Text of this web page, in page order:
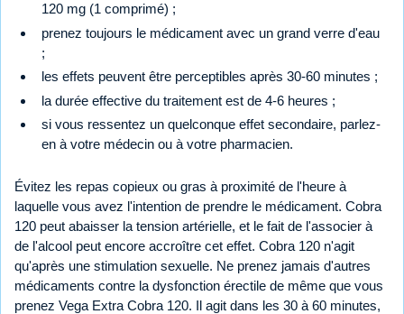
120 mg (1 comprimé) ;
prenez toujours le médicament avec un grand verre d'eau
;
les effets peuvent être perceptibles après 30-60 minutes ;
la durée effective du traitement est de 4-6 heures ;
si vous ressentez un quelconque effet secondaire, parlez-
en à votre médecin ou à votre pharmacien.
Évitez les repas copieux ou gras à proximité de l'heure à
laquelle vous avez l'intention de prendre le médicament. Cobra
120 peut abaisser la tension artérielle, et le fait de l'associer à
de l'alcool peut encore accroître cet effet. Cobra 120 n'agit
qu'après une stimulation sexuelle. Ne prenez jamais d'autres
médicaments contre la dysfonction érectile de même que vous
prenez Vega Extra Cobra 120. Il agit dans les 30 à 60 minutes,